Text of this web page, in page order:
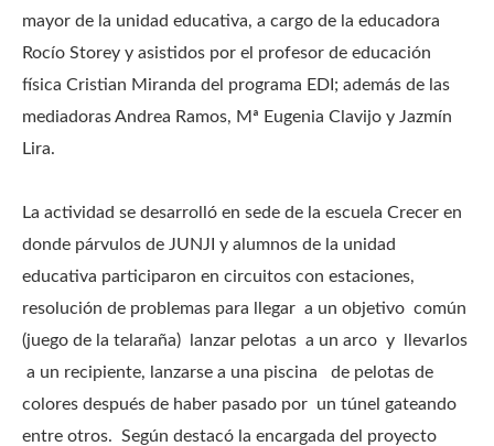
mayor de la unidad educativa, a cargo de la educadora
Rocío Storey y asistidos por el profesor de educación
física Cristian Miranda del programa EDI; además de las
mediadoras Andrea Ramos, Mª Eugenia Clavijo y Jazmín
Lira.
La actividad se desarrolló en sede de la escuela Crecer en
donde párvulos de JUNJI y alumnos de la unidad
educativa participaron en circuitos con estaciones,
resolución de problemas para llegar a un objetivo común
(juego de la telaraña) lanzar pelotas a un arco y llevarlos
a un recipiente, lanzarse a una piscina de pelotas de
colores después de haber pasado por un túnel gateando
entre otros. Según destacó la encargada del proyecto